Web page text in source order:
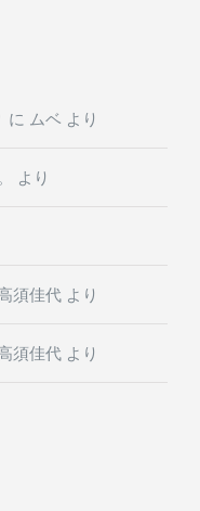
に ムベ より
より
須佳代 より
須佳代 より